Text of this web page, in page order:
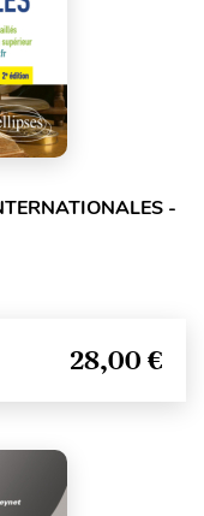
-
28,00 €